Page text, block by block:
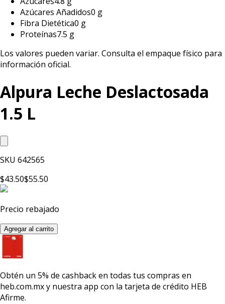
Azúcares Añadidos0 g
Fibra Dietética0 g
Proteínas7.5 g
Los valores pueden variar. Consulta el empaque físico para
información oficial.
Alpura Leche Deslactosada
1.5 L
SKU 642565
$43.50$55.50
Precio rebajado
Agregar al carrito
Obtén un 5% de cashbacken todas tus compras en
heb.com.mx y nuestra app con la tarjeta de crédito HEB
Afirme.